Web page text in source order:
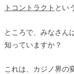
トコントラクト とい
ところで、みなさん
知っていますか？
これは、カジノ界の